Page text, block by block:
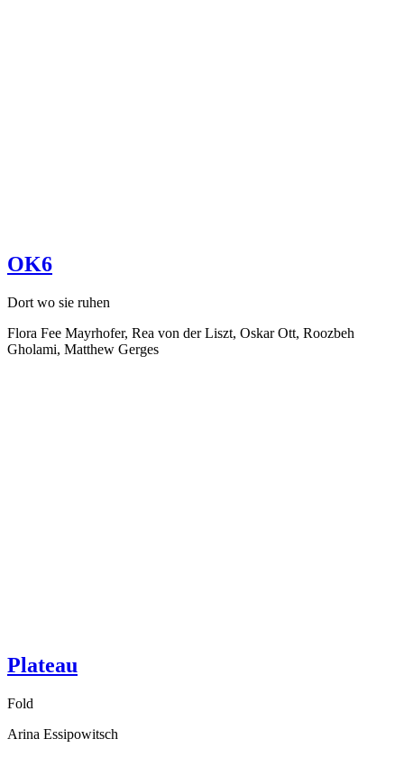
OK6
Dort wo sie ruhen
Flora Fee Mayrhofer, Rea von der Liszt, Oskar Ott, Roozbeh
Gholami, Matthew Gerges
Plateau
Fold
Arina Essipowitsch